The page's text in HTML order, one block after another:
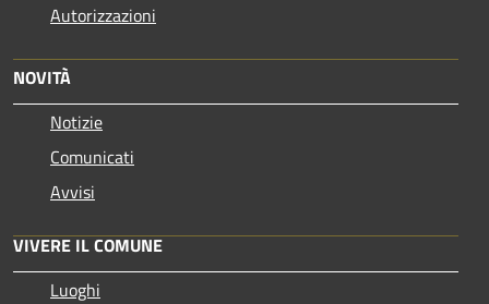
Autorizzazioni
NOVITÀ
Notizie
Comunicati
Avvisi
VIVERE IL COMUNE
Luoghi